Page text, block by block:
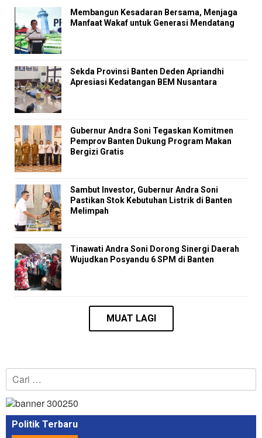
Membangun Kesadaran Bersama, Menjaga
Manfaat Wakaf untuk Generasi Mendatang
Sekda Provinsi Banten Deden Apriandhi
Apresiasi Kedatangan BEM Nusantara
Gubernur Andra Soni Tegaskan Komitmen
Pemprov Banten Dukung Program Makan
Bergizi Gratis
Sambut Investor, Gubernur Andra Soni
Pastikan Stok Kebutuhan Listrik di Banten
Melimpah
Tinawati Andra Soni Dorong Sinergi Daerah
Wujudkan Posyandu 6 SPM di Banten
Cari
untuk:
Politik Terbaru